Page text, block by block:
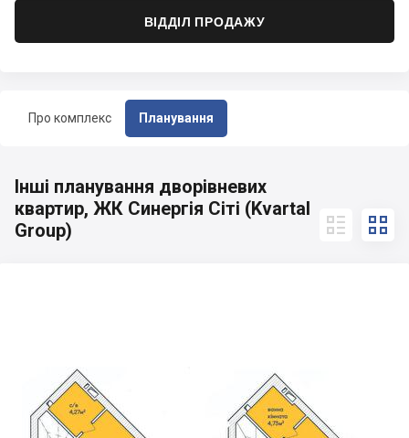
Про комплекс Планування
ВІДДІЛ ПРОДАЖУ
Інші планування дворівневих
квартир, ЖК Синергія Сіті (Kvartal
Group)
 